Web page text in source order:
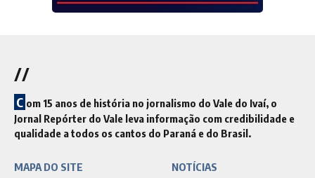
//
C om 15 anos de história no jornalismo do Vale do Ivaí, o
Jornal Repórter do Vale leva informação com credibilidade e
qualidade a todos os cantos do Paraná e do Brasil.
MAPA DO SITE NOTÍCIAS